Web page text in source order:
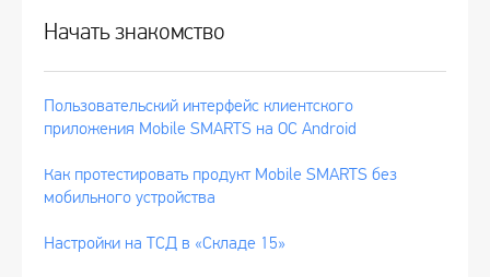
Начать знакомство
Пользовательский интерфейс клиентского
приложения Mobile SMARTS на ОС Android
Как протестировать продукт Mobile SMARTS без
мобильного устройства
Настройки на ТСД в «Складе 15»